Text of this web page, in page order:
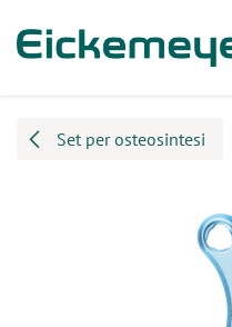
Set per osteosintesi